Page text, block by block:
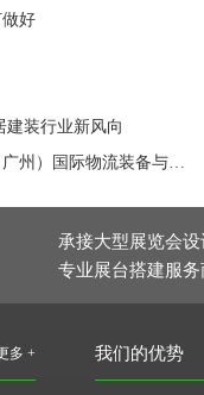
好
建装行业新风向
集聚全新实力，2019中国（广州）国际物流装备与技术展览会引领华南物流发展新风向
承接大型展览会
专业展台搭建服务
多 + 我们的优势